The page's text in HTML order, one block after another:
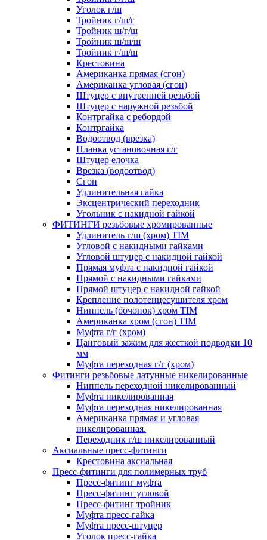
Уголок г/ш
Тройник г/ш/г
Тройник ш/г/ш
Тройник ш/ш/ш
Тройник г/ш/ш
Крестовина
Американка прямая (сгон)
Американка угловая (сгон)
Штуцер с внутренней резьбой
Штуцер с наружной резьбой
Контргайка с ребордой
Контргайка
Водоотвод (врезка)
Планка установочная г/г
Штуцер елочка
Врезка (водоотвод)
Сгон
Удлинительная гайка
Эксцентрический переходник
Угольник с накидной гайкой
ФИТИНГИ резьбовые хромированные
Удлинитель г/ш (хром) TIM
Угловой с накидными гайками
Угловой штуцер с накидной гайкой
Прямая муфта с накидной гайкой
Прямой с накидными гайками
Прямой штуцер с накидной гайкой
Крепление полотенцесушителя хром
Ниппель (бочонок) хром TIM
Американка хром (сгон) TIM
Муфта г/г (хром)
Цанговый зажим для жесткой подводки 10
мм
Муфта переходная г/г (хром)
Фитинги резьбовые латунные никелированные
Ниппель переходной никелированный
Муфта никелированная
Муфта переходная никелированная
Американка прямая и угловая
никелированная.
Переходник г/ш никелированный
Аксиальные пресс-фитинги
Крестовина аксиальная
Пресс-фитинги для полимерных труб
Пресс-фитинг муфта
Пресс-фитинг угловой
Пресс-фитинг тройник
Муфта пресс-гайка
Муфта пресс-штуцер
Уголок пресс-гайка